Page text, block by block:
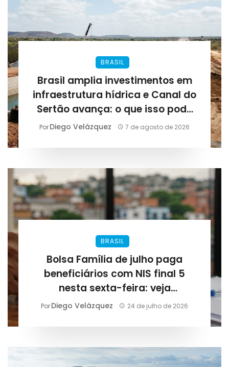
BRASIL
Brasil amplia investimentos em
infraestrutura hídrica e Canal do
Sertão avança: o que isso pode
representar para Alagoas
PorDiego Velázquez 7 de agosto de 2026
BRASIL
Bolsa Família de julho paga
beneficiários com NIS final 5
nesta sexta-feira: veja
calendário e impactos em
PorDiego Velázquez 24 de julho de 2026